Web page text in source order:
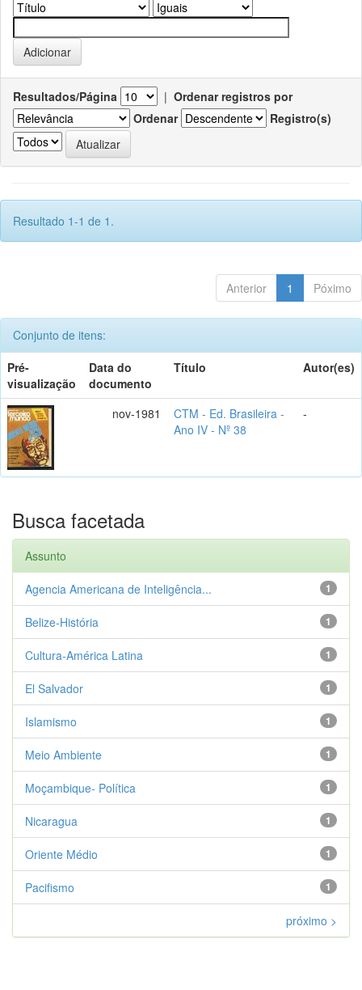
Resultados/Página | Ordenar registros por
Ordenar
Registro(s)
Resultado 1-1 de 1.
Anterior 1 Póximo
Conjunto de itens:
Pré-
visualização
Data do
documento
Título Autor(es)
nov-1981
CTM - Ed. Brasileira -
Ano IV - Nº 38
-
Busca facetada
Assunto
1
Agencia Americana de Inteligência...
1
Belize-História
1
Cultura-América Latina
1
El Salvador
1
Islamismo
1
Meio Ambiente
1
Moçambique- Política
1
Nicaragua
1
Oriente Médio
1
Pacifismo
próximo >